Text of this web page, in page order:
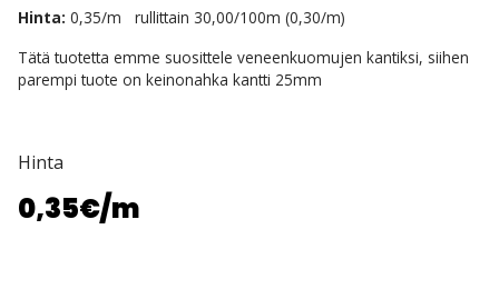
Hinta: 0,35/m rullittain 30,00/100m (0,30/m)
Tätä tuotetta emme suosittele veneenkuomujen kantiksi, siihen
parempi tuote on keinonahka kantti 25mm
Hinta
0,35€/m